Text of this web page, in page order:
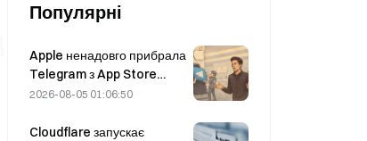
Популярні
Apple ненадовго прибрала
Telegram з App Store
через CSAM, але Дуров це
«атаку на безпеку»
2026-08-05 01:06:50
Cloudflare запускає